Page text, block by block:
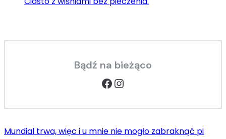
Bądź na bieżąco
Facebook
Instagram
Mundial trwa, więc i u mnie nie mogło zabraknąć pi